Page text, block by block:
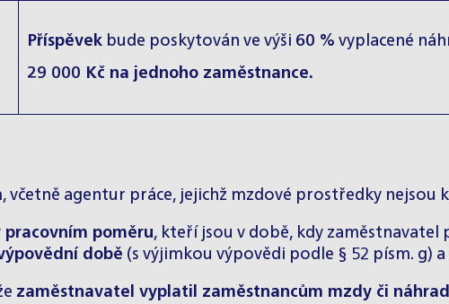
Příspěvek bude poskytován ve výši 60 % vyplacené
29 000 Kč na jednoho zaměstnance.
včetně agentur práce, jejichž mzdové prostředky nejsou
pracovním poměru, kteří jsou v době, kdy zaměstnavatel
době (s výjimkou výpovědi podle § 52 písm. g) a
zaměstnavatel vyplatil zaměstnancům mzdy či